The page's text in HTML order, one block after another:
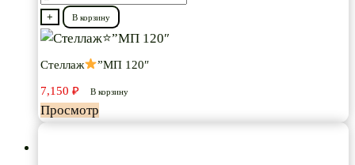
товара
Стеллаж
”МП
120″
+ В корзину
Стеллаж ”МП 120″
7,150 ₽ В корзину
Просмотр